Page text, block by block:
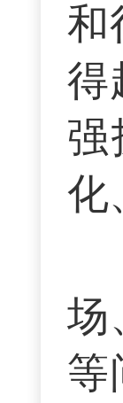
和
得
强
化
场
等